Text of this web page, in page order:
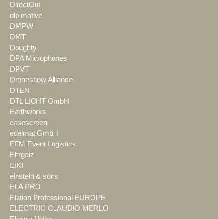
DirectOut
dlp motive
DMPW
DMT
Doughty
DPA Microphones
DPVT
Droneshow Alliance
DTEN
DTL LICHT GmbH
Earthworks
easescreen
edelmat.GmbH
EFM Event Logistics
Ehrgeiz
EIKI
einstein & sons
ELA PRO
Elation Professional EUROPE
ELECTRIC CLAUDIO MERLO